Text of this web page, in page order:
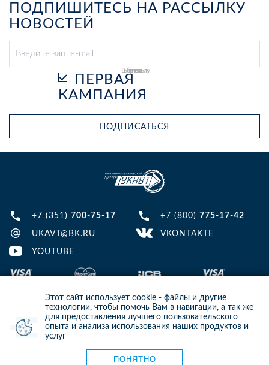
Этот сайт использует cookie - файлы и другие
технологии, чтобы помочь Вам в навигации, а так же
для предоставления лучшего пользовательского
опыта и анализа использования наших продуктов и
услуг
ПОНЯТНО
ПОДПИШИТЕСЬ НА РАССЫЛКУ
НОВОСТЕЙ
Выберите рассылку
ПЕРВАЯ
КАМПАНИЯ
ПОДПИСАТЬСЯ
+7 (351) 700-75-17 +7 (800) 775-17-42
UKAVT@BK.RU VKONTAKTE
YOUTUBE
© 2013-2024 ООО ИТЦ УКАВТ. ИНН: 7448122124, ОГРН: 1097448007216
ИНФОРМАЦИЯ НА САЙТЕ НЕ ЯВЛЯЕТСЯ ПУБЛИЧНОЙ ОФЕРТОЙ. ДЛЯ